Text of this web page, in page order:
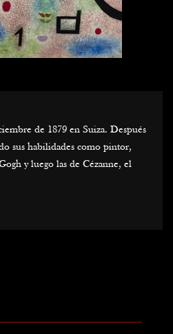
de 1879 en Suiza. Después
sus habilidades como pintor,
y luego las de Cézanne, el
del "Blaue Reiter".
de la guerra. Convertido en